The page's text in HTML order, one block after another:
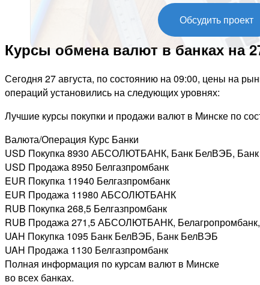
Обсудить проект
Курсы обмена валют в банках на
Сегодня 27 августа, по состоянию на 09:00, цены на
операций установились на следующих уровнях:
Лучшие курсы покупки и продажи валют в Mинске по
Валюта/Операция Курс Банки
USD Покупка 8930 АБСОЛЮТБАНК, Банк БелВЭБ,
USD Продажа 8950 Белгазпромбанк
EUR Покупка 11940 Белгазпромбанк
EUR Продажа 11980 АБСОЛЮТБАНК
RUB Покупка 268,5 Белгазпромбанк
RUB Продажа 271,5 АБСОЛЮТБАНК, Белагропромбанк,
UAH Покупка 1095 Банк БелВЭБ, Банк БелВЭБ
UAH Продажа 1130 Белгазпромбанк
Полная информация по курсам валют в Минске
во всех банках.